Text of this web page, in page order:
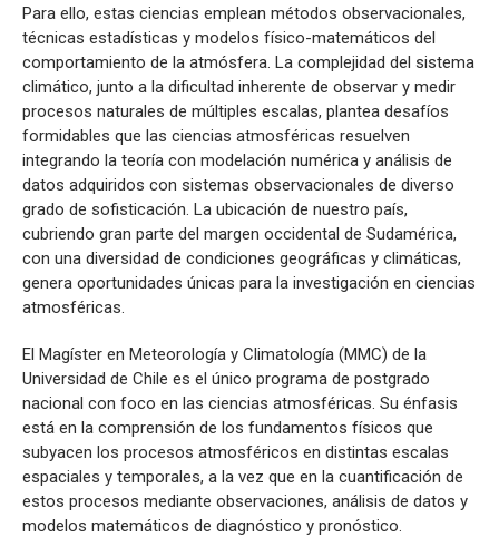
Para ello, estas ciencias emplean métodos observacionales,
técnicas estadísticas y modelos físico-matemáticos del
comportamiento de la atmósfera. La complejidad del sistema
climático, junto a la dificultad inherente de observar y medir
procesos naturales de múltiples escalas, plantea desafíos
formidables que las ciencias atmosféricas resuelven
integrando la teoría con modelación numérica y análisis de
datos adquiridos con sistemas observacionales de diverso
grado de sofisticación. La ubicación de nuestro país,
cubriendo gran parte del margen occidental de Sudamérica,
con una diversidad de condiciones geográficas y climáticas,
genera oportunidades únicas para la investigación en ciencias
atmosféricas.
El Magíster en Meteorología y Climatología (MMC) de la
Universidad de Chile es el único programa de postgrado
nacional con foco en las ciencias atmosféricas. Su énfasis
está en la comprensión de los fundamentos físicos que
subyacen los procesos atmosféricos en distintas escalas
espaciales y temporales, a la vez que en la cuantificación de
estos procesos mediante observaciones, análisis de datos y
modelos matemáticos de diagnóstico y pronóstico.